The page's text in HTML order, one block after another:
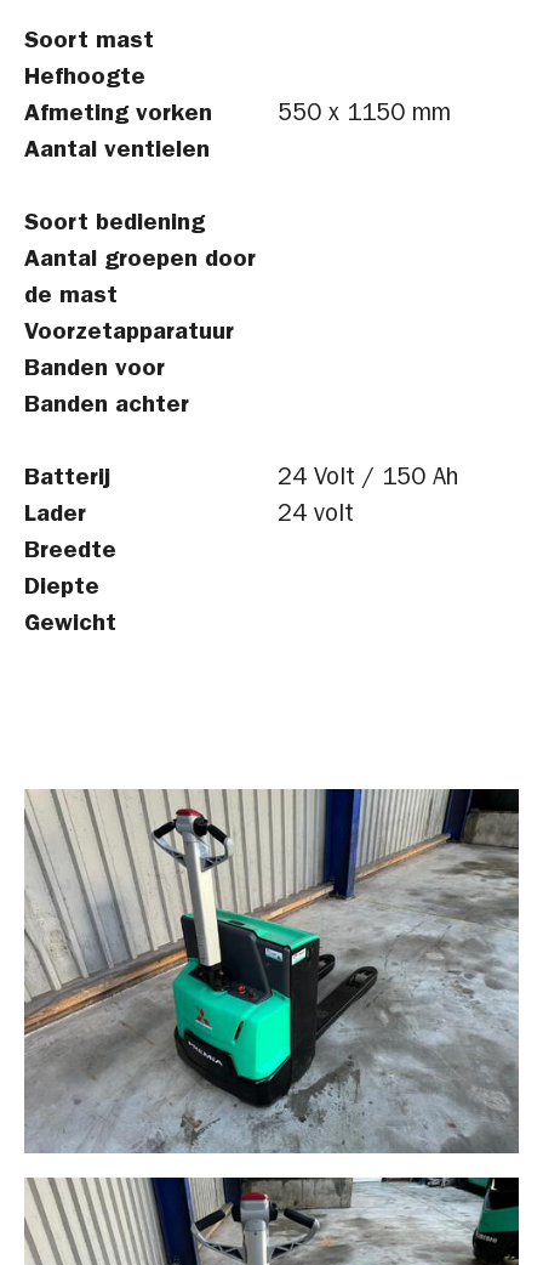
Soort mast
Hefhoogte
Afmeting vorken
550 x 1150 mm
Aantal ventielen
Soort bediening
Aantal groepen door
de mast
Voorzetapparatuur
Banden voor
Banden achter
Batterij
24 Volt / 150 Ah
Lader
24 volt
Breedte
Diepte
Gewicht